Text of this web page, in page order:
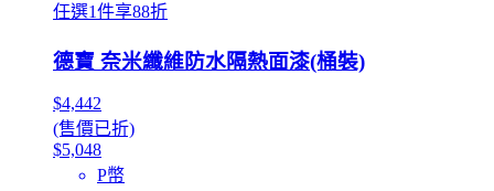
任選1件享88折
德寶 奈米纖維防水隔熱面漆(桶裝)
$4,442
(售價已折)
$5,048
P幣